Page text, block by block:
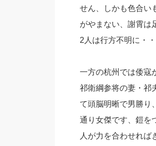
せん、しかも色合い
がやまない、謝霄は
2人は行方不明に・
一方の杭州では倭寇
祁衛綱参将の妻・祁
て頭脳明晰で男勝り
通り女傑です、鎧を
人が力を合わせれば